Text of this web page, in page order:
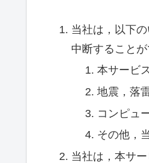
当社は，以下
中断することが
本サービ
地震，落
コンピュ
その他，
当社は，本サ